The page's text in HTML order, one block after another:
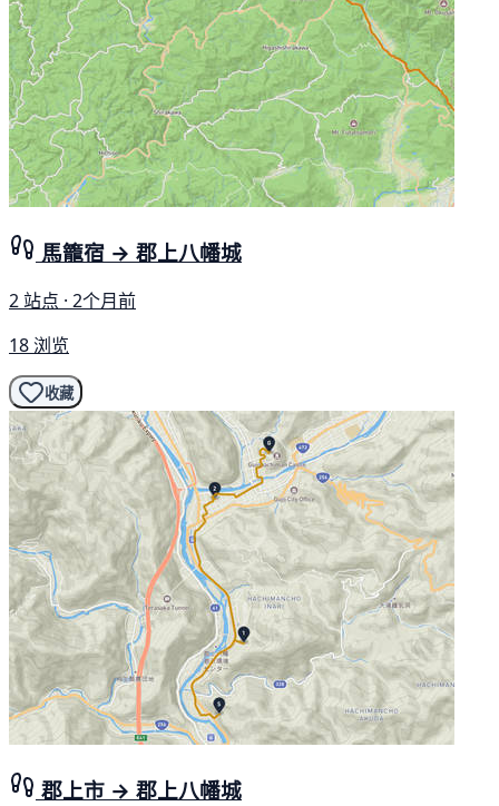
馬籠宿 → 郡上八幡城
2 站点 · 2个月前
18 浏览
收藏
郡上市 → 郡上八幡城